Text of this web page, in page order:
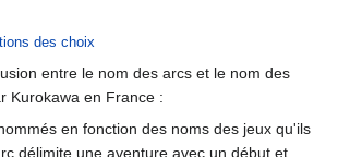
des choix
entre le nom des arcs et le nom des
Kurokawa en France :
en fonction des noms des jeux qu'ils
délimite une aventure avec un début et